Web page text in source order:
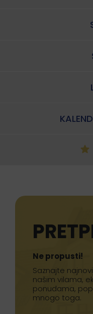
Ne propusti!
Saznajte
našim vilama,
ponudama,
mnogo toga.